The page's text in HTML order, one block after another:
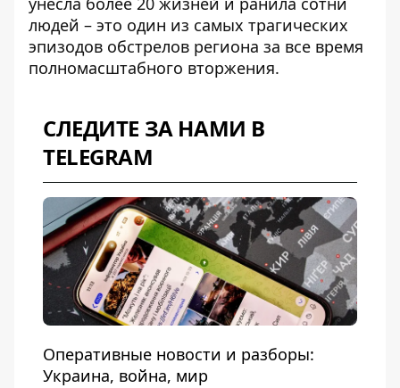
людей – это один из самых трагических
эпизодов обстрелов региона за все время
полномасштабного вторжения.
СЛЕДИТЕ ЗА НАМИ В
TELEGRAM
Оперативные новости и разборы:
Украина, война, мир